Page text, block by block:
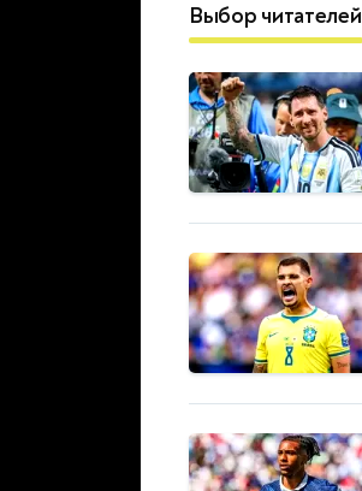
Выбор читателей